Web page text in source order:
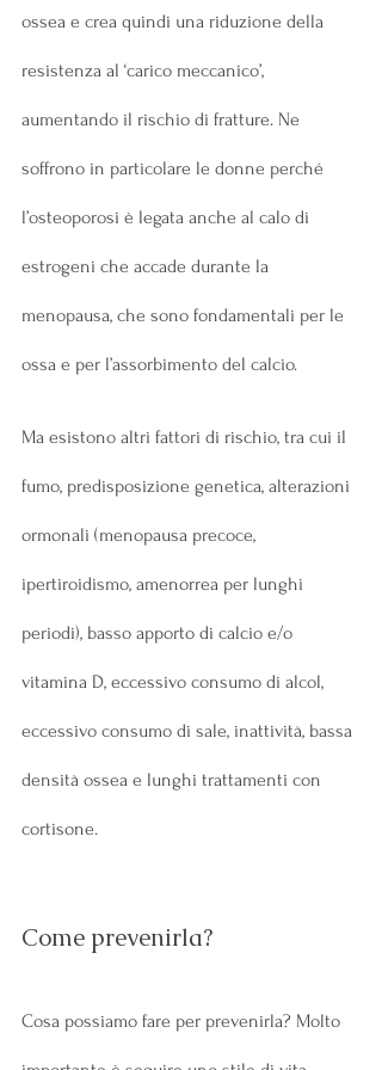
ossea e crea quindi una riduzione della
resistenza al ‘carico meccanico’,
aumentando il rischio di fratture. Ne
soffrono in particolare le donne perché
l’osteoporosi è legata anche al calo di
estrogeni che accade durante la
menopausa, che sono fondamentali per le
ossa e per l’assorbimento del calcio.
Ma esistono altri fattori di rischio, tra cui il
fumo, predisposizione genetica, alterazioni
ormonali (menopausa precoce,
ipertiroidismo, amenorrea per lunghi
periodi), basso apporto di calcio e/o
vitamina D, eccessivo consumo di alcol,
eccessivo consumo di sale, inattività, bassa
densità ossea e lunghi trattamenti con
cortisone.
Come prevenirla?
Cosa possiamo fare per prevenirla? Molto